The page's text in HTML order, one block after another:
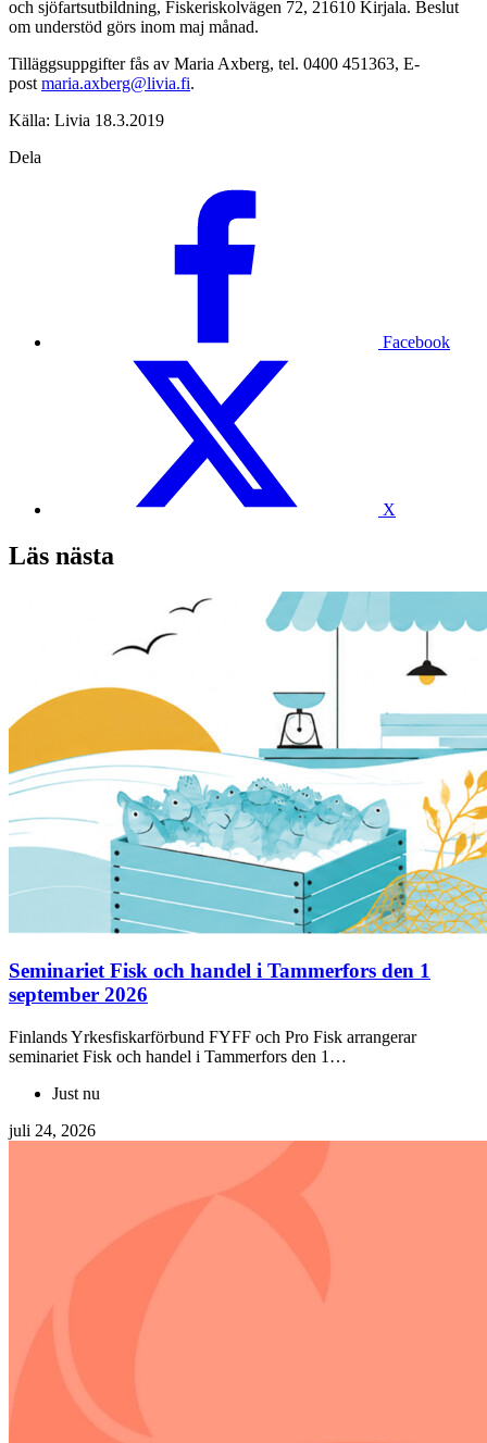
och sjöfartsutbildning, Fiskeriskolvägen 72, 21610 Kirjala. Beslut
om understöd görs inom maj månad.
Tilläggsuppgifter fås av Maria Axberg, tel. 0400 451363, E-
post maria.axberg@livia.fi.
Källa: Livia 18.3.2019
Dela
Facebook
X
Läs nästa
Seminariet Fisk och handel i Tammerfors den 1
september 2026
Finlands Yrkesfiskarförbund FYFF och Pro Fisk arrangerar
seminariet Fisk och handel i Tammerfors den 1…
Just nu
juli 24, 2026